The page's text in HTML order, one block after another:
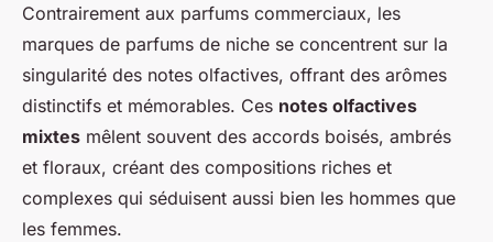
Contrairement aux parfums commerciaux, les
marques de parfums de niche se concentrent sur la
singularité des notes olfactives, offrant des arômes
distinctifs et mémorables. Ces notes olfactives
mixtes mêlent souvent des accords boisés, ambrés
et floraux, créant des compositions riches et
complexes qui séduisent aussi bien les hommes que
les femmes.